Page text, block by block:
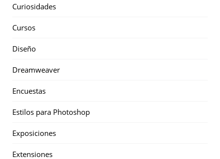
Curiosidades
Cursos
Diseño
Dreamweaver
Encuestas
Estilos para Photoshop
Exposiciones
Extensiones